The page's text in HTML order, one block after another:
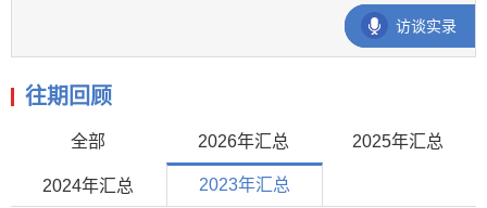
访谈实录
往期回顾
全部 2026年汇总 2025年汇总
2024年汇总 2023年汇总